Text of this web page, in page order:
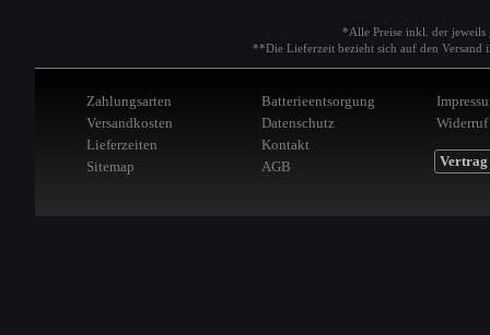
*Alle Preise inkl. der jeweils
**Die Lieferzeit bezieht sich auf den Versand
Zahlungsarten
Versandkosten
Lieferzeiten
Sitemap
Batterieentsorgung
Datenschutz
Kontakt
AGB
Widerruf